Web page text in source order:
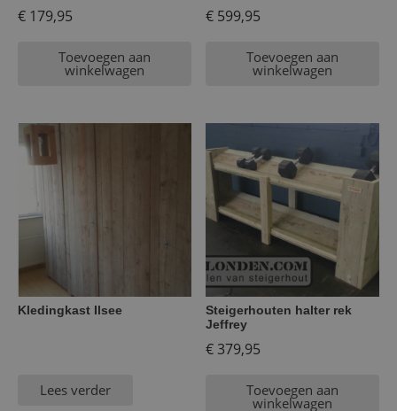
€ 179,95
Toevoegen aan
winkelwagen
€ 599,95
Toevoegen aan
winkelwagen
Kledingkast Ilsee
Lees verder
Steigerhouten halter rek
Jeffrey
€379,95
Toevoegen aan
winkelwagen